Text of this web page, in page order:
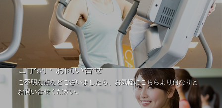
ご予約・お問い合せ
ご不明な点などございましたら、お気軽にこちらより何なりと
お問い合せください。